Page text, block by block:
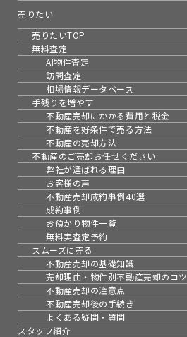
売りたい
売りたいTOP
無料査定
AI物件査定
訪問査定
相場情報データベース
手残りを増やす
不動産売却にかかる費用と税金
不動産を好条件で売る方法
不動産の売却方法
不動産のご売却お任せください
弊社が選ばれる理由
お客様の声
不動産売却成約事例40選
成約事例
お預かり物件一覧
無料実査定予約
スムーズに売る
不動産売却の基礎知識
売却理由・物件別不動産売却のコツ
不動産売却の注意点
不動産売却後の手続き
よくある疑問・質問
スタッフ紹介